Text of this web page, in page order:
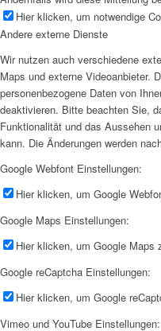
Hier klicken, um notwendige
Andere externe Dienste
Wir nutzen auch verschiedene
Maps und externe Videoanbieter.
personenbezogene Daten von
deaktivieren. Bitte beachten Sie,
Funktionalität und das Aussehen
kann. Die Änderungen werden
Google Webfont Einstellungen:
Hier klicken, um Google
Google Maps Einstellungen:
Hier klicken, um Google Maps
Google reCaptcha Einstellungen:
Hier klicken, um Google
Vimeo und YouTube Einstellungen: